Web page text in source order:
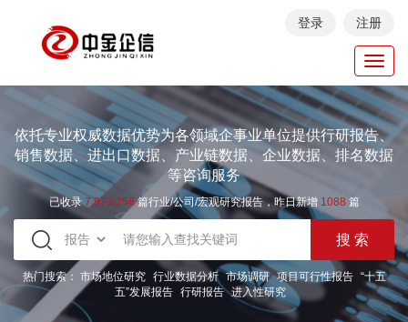
登录 注册
依托专业权威数据优势为各领域企事业单位提供行研报告、
销售数据、进出口数据、产业链数据、企业数据、排名数据
等咨询服务
已收录7.973.258篇行业/公司/宏观研究报告，昨日新增 1088 篇
热门搜索： 市场地位研究 行业数据分析 市场调研 项目可行性报告
“十五
五”发展报告 行研报告 进入性研究